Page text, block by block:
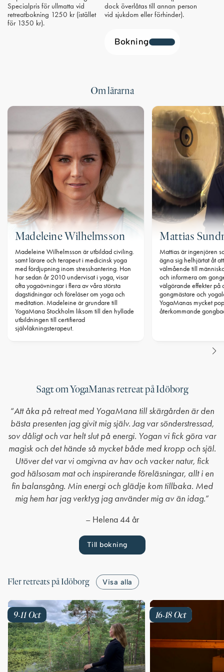
Specialpris för ullmatta vid
retreatbokning 1250 kr (istället
för 1350 kr).
dock överlåtas till annan person
vid sjukdom eller förhinder).
Bokning
Om lärarna
Madeleine Wilhelmsson
Madeleine Wilhelmsson är utbildad civiling.
samt lärare och terapeut i medicinsk yoga
med fördjupning inom stresshantering. Hon
har sedan år 2010 undervisat i yoga, visar
ofta yogaövningar i flera av våra största
dagstidningar och föreläser om yoga och
meditation. Madeleine är grundare till
YogaMana Stockholm liksom till den hyllade
utbildningen till certifierad
självläkningsterapeut.
Mattias
Mattias är ingenjören
ägna sig helhjärtat åt
välmående till
och informera om
välgörande effekter på
gongmästare och
YogaManas mycket
återkommande
Sagt om YogaManas retreat på Idöborg
“Att åka på retreat med YogaMana till skärgården är den
bästa presenten jag givit mig själv. Jag var sönderstressad,
sov dåligt och var helt slut på energi. Yogan vi fick göra var
magisk och det hände så mycket både med kropp och själ.
Utöver det var vi omgivna av hav och vacker natur, fick
god hälsosam mat och inspirerande föreläsningar, allt i en
fin balansgång. Min energi och glädje kom tillbaka. Med
mig hem har jag verktyg jag använder mig av än idag.”
– Helena 44 år
Till bokning
Fler retreats på Idöborg Visa alla
9-11Oct 16-18Oct